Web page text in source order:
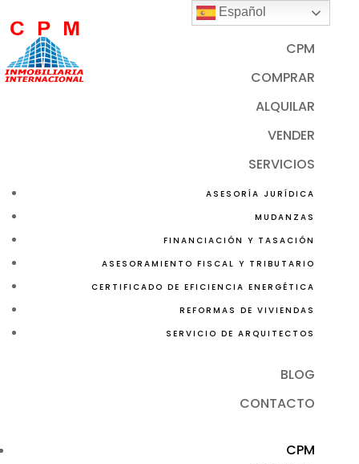
CPM
COMPRAR
ALQUILAR
VENDER
SERVICIOS
ASESORÍA JURÍDICA
MUDANZAS
FINANCIACIÓN Y TASACIÓN
ASESORAMIENTO FISCAL Y TRIBUTARIO
CERTIFICADO DE EFICIENCIA ENERGÉTICA
REFORMAS DE VIVIENDAS
SERVICIO DE ARQUITECTOS
BLOG
CONTACTO
CPM
Español